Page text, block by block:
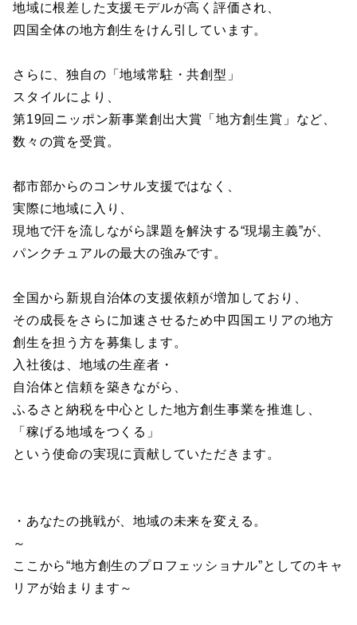
地域に根差した支援モデルが高く評価され、
四国全体の地方創生をけん引しています。
さらに、独自の「地域常駐・共創型」
スタイルにより、
第19回ニッポン新事業創出大賞「地方創生賞」など、
数々の賞を受賞。
都市部からのコンサル支援ではなく、
実際に地域に入り、
現地で汗を流しながら課題を解決する“現場主義”が、
パンクチュアルの最大の強みです。
全国から新規自治体の支援依頼が増加しており、
その成長をさらに加速させるため中四国エリアの地方
創生を担う方を募集します。
入社後は、地域の生産者・
自治体と信頼を築きながら、
ふるさと納税を中心とした地方創生事業を推進し、
「稼げる地域をつくる」
という使命の実現に貢献していただきます。
・あなたの挑戦が、地域の未来を変える。
～
ここから“地方創生のプロフェッショナル”としてのキャ
リアが始まります～